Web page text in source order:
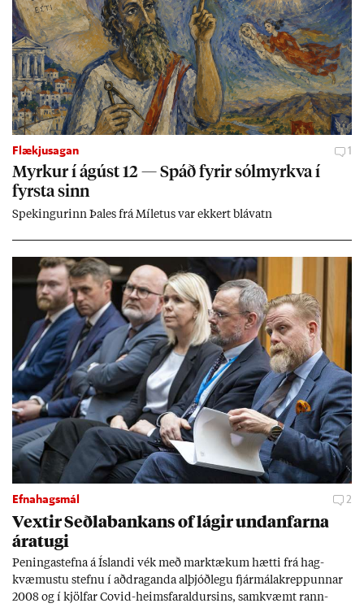
Flækjusagan 1
Myrk­ur í ág­úst 12 — Spáð fyr­ir sól­myrkva í
fyrsta sinn
Spek­ing­ur­inn Þa­les frá Míletus var ekk­ert blá­vatn
Efnahagsmál 2
Vext­ir Seðla­bank­ans of lág­ir und­an­farna
ára­tugi
Pen­inga­stefna á Ís­landi vék með mark­tæk­um hætti frá hag­
kvæm­ustu stefnu í að­drag­anda al­þjóð­legu fjár­málakrepp­unn­ar
2008 og í kjöl­far Covid-heims­far­ald­urs­ins, sam­kvæmt rann­